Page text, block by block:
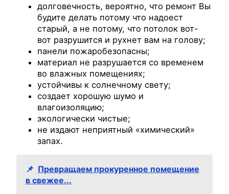
долговечность, вероятно, что ремонт Вы
будите делать потому что надоест
старый, а не потому, что потолок вот-
вот разрушится и рухнет вам на голову;
панели пожаробезопасны;
материал не разрушается со временем
во влажных помещениях;
устойчивы к солнечному свету;
создает хорошую шумо и
влагоизоляцию;
экологически чистые;
не издают неприятный «химический»
запах.
📌 Превращаем прокуренное помещение
в свежее...